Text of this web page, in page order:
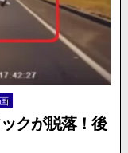
クが脱落！後